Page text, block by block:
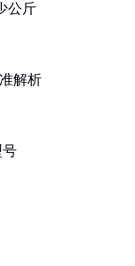
公斤
解析
号